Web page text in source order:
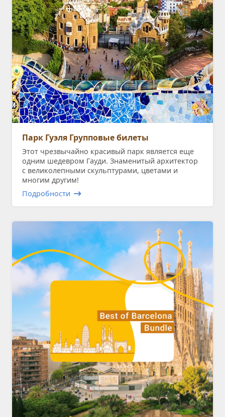
Парк Гуэля Групповые билеты
Этот чрезвычайно красивый парк является еще
одним шедевром Гауди. Знаменитый архитектор
с великолепными скульптурами, цветами и
многим другим!
Подробности